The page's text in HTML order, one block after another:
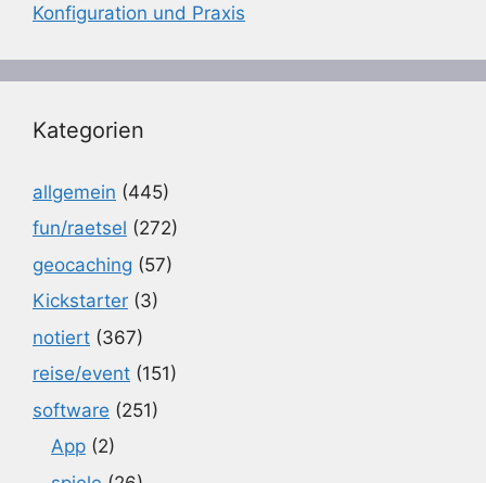
Konfiguration und Praxis
Kategorien
allgemein (445)
fun/raetsel (272)
geocaching (57)
Kickstarter (3)
notiert (367)
reise/event (151)
software (251)
App (2)